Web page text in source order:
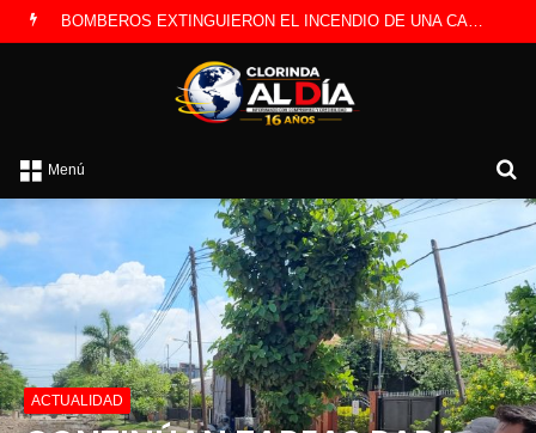
LA POLICÍA INVESTIGA ROBO A CAMBISTA OCURRIDO ESTE JUEVES
Menú
ACTUALIDAD